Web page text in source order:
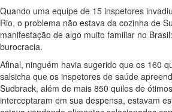
Quando uma equipe de 15 inspetores
Rio, o problema não estava da cozinha de
manifestação de algo muito familiar no
burocracia.
Afinal, ninguém havia sugerido que os 160
salsicha que os inspetores de saúde
Sudbrack, além de mais 850 quilos de
interceptaram em sua despensa, estavam